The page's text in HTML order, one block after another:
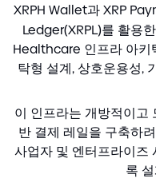
XRPH Wallet과 XRP
Ledger(XRPL)를 활용
Healthcare 인프라 아키
탁형 설계, 상호운용성,
이 인프라는 개방적이고
반 결제 레일을 구축하
사업자 및 엔터프라이즈
록